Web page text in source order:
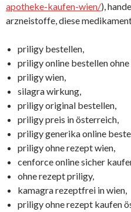
apotheke-kaufen-wien/),
arzneistoffe, diese
priligy bestellen,
priligy online bestellen
priligy wien,
silagra wirkung,
priligy original bestellen,
priligy preis in österreich,
priligy generika online
priligy ohne rezept wien,
cenforce online sicher
ohne rezept priligy,
kamagra rezeptfrei in wien,
priligy ohne rezept kaufen